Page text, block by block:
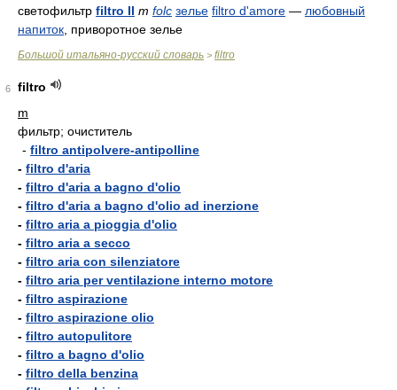
светофильтр filtro II m folc зелье filtro d'amore — любовный
напиток , приворотное зелье
Большой итальяно-русский словарь > filtro
6
filtro
m
фильтр; очиститель
- filtro antipolvere-antipolline
- filtro d'aria
- filtro d'aria a bagno d'olio
- filtro d'aria a bagno d'olio ad inerzione
- filtro aria a pioggia d'olio
- filtro aria a secco
- filtro aria con silenziatore
- filtro aria per ventilazione interno motore
- filtro aspirazione
- filtro aspirazione olio
- filtro autopulitore
- filtro a bagno d'olio
- filtro della benzina